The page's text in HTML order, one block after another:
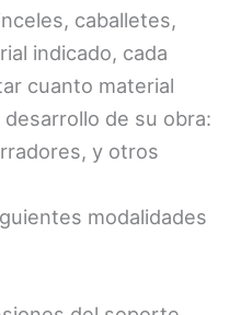
caballetes,
indicado, cada
cuanto material
de su obra:
y otros
modalidades